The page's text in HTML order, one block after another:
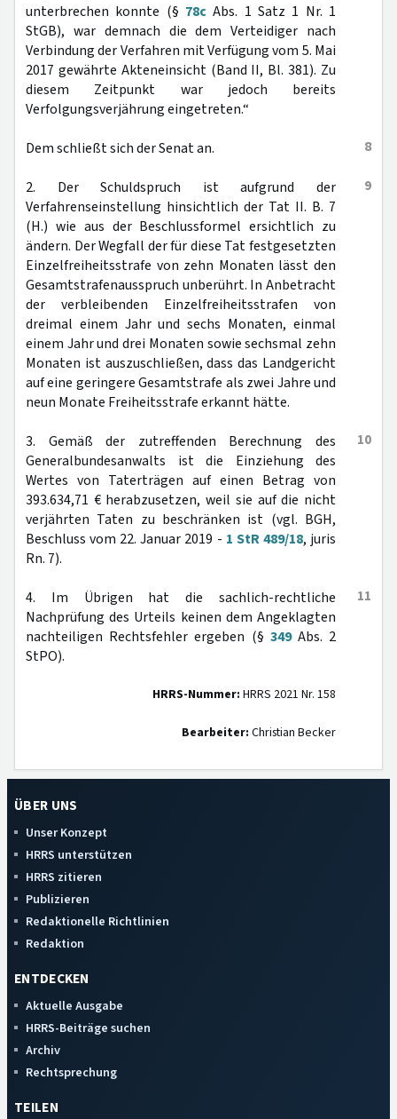
unterbrechen konnte (§ 78c Abs. 1 Satz 1 Nr. 1
StGB), war demnach die dem Verteidiger nach
Verbindung der Verfahren mit Verfügung vom 5. Mai
2017 gewährte Akteneinsicht (Band II, Bl. 381). Zu
diesem Zeitpunkt war jedoch bereits
Verfolgungsverjährung eingetreten.“
8
Dem schließt sich der Senat an.
9
2. Der Schuldspruch ist aufgrund der
Verfahrenseinstellung hinsichtlich der Tat II. B. 7
(H.) wie aus der Beschlussformel ersichtlich zu
ändern. Der Wegfall der für diese Tat festgesetzten
Einzelfreiheitsstrafe von zehn Monaten lässt den
Gesamtstrafenausspruch unberührt. In Anbetracht
der verbleibenden Einzelfreiheitsstrafen von
dreimal einem Jahr und sechs Monaten, einmal
einem Jahr und drei Monaten sowie sechsmal zehn
Monaten ist auszuschließen, dass das Landgericht
auf eine geringere Gesamtstrafe als zwei Jahre und
neun Monate Freiheitsstrafe erkannt hätte.
10
3. Gemäß der zutreffenden Berechnung des
Generalbundesanwalts ist die Einziehung des
Wertes von Taterträgen auf einen Betrag von
393.634,71 € herabzusetzen, weil sie auf die nicht
verjährten Taten zu beschränken ist (vgl. BGH,
Beschluss vom 22. Januar 2019 - 1 StR 489/18, juris
Rn. 7).
11
4. Im Übrigen hat die sachlich-rechtliche
Nachprüfung des Urteils keinen dem Angeklagten
nachteiligen Rechtsfehler ergeben (§ 349Abs. 2
StPO).
HRRS-Nummer: HRRS 2021 Nr. 158
Bearbeiter: Christian Becker
ÜBER UNS
Unser Konzept
HRRS unterstützen
HRRS zitieren
Publizieren
Redaktionelle Richtlinien
Redaktion
ENTDECKEN
Aktuelle Ausgabe
HRRS-Beiträge suchen
Archiv
Rechtsprechung
TEILEN